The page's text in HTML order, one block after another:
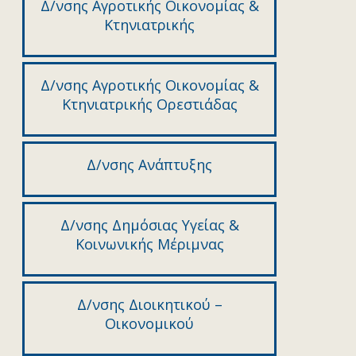
Δ/νσης Αγροτικής Οικονομίας &
Κτηνιατρικής
Δ/νσης Αγροτικής Οικονομίας &
Κτηνιατρικής Ορεστιάδας
Δ/νσης Ανάπτυξης
Δ/νσης Δημόσιας Υγείας &
Κοινωνικής Μέριμνας
Δ/νσης Διοικητικού –
Οικονομικού